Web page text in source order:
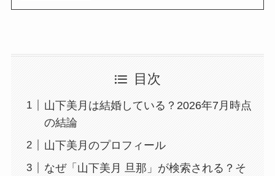
目次
山下美月は結婚している？2026年7月時点
の結論
山下美月のプロフィール
なぜ「山下美月 旦那」が検索される？そ